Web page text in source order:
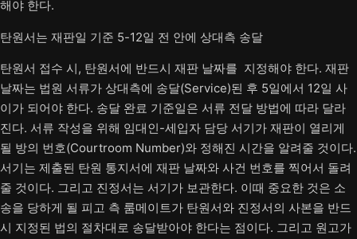
해야 한다.
탄원서는 재판일 기준 5-12일 전 안에 상대측 송달
탄원서 접수 시, 탄원서에 반드시 재판 날짜를 지정해야 한다. 재판
날짜는 법원 서류가 상대측에 송달(Service)된 후 5일에서 12일 사
이가 되어야 한다. 송달 완료 기준일은 서류 전달 방법에 따라 달라
진다. 서류 작성을 위해 임대인-세입자 담당 서기가 재판이 열리게
될 방의 번호(Courtroom Number)와 정해진 시간을 알려줄 것이다.
서기는 제출된 탄원 통지서에 재판 날짜와 사건 번호를 찍어서 돌려
줄 것이다. 그리고 진정서는 서기가 보관한다. 이때 중요한 것은 소
송을 당하게 될 피고 측 룸메이트가 탄원서와 진정서의 사본을 반드
시 지정된 법의 절차대로 송달받아야 한다는 점이다. 그리고 원고가